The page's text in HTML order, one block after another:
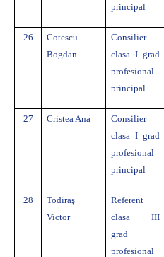
principal
26
Cotescu
Bogdan
Consilier
clasa I grad
profesional
principal
27 Cristea Ana
Consilier
clasa I grad
profesional
principal
28
Todiraş
Victor
Referent
clasa III
grad
profesional